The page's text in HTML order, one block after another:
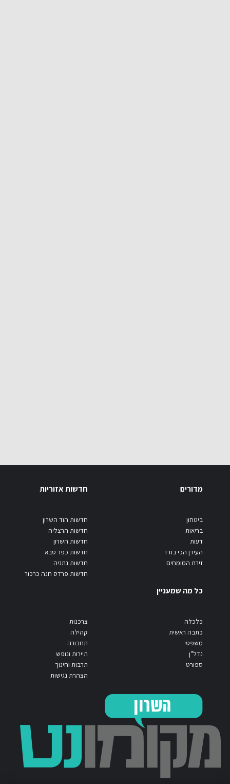
מדורים
ביטחון
בריאות
דעות
העידן הכי בודד
זירת המומחים
חדשות אזוריות
חדשות הוד השרון
חדשות הרצליה
חדשות השרון
חדשות כפר סבא
חדשות נתניה
חדשות פרדס חנה כרכור
כל מה שמעניין
כלכלה
כתבה ראשית
משפטי
נדל"ן
ספורט
צרכנות
קהילה
תחבורה
תיירות ונופש
תרבות וחינוך
הצהרת נגישות